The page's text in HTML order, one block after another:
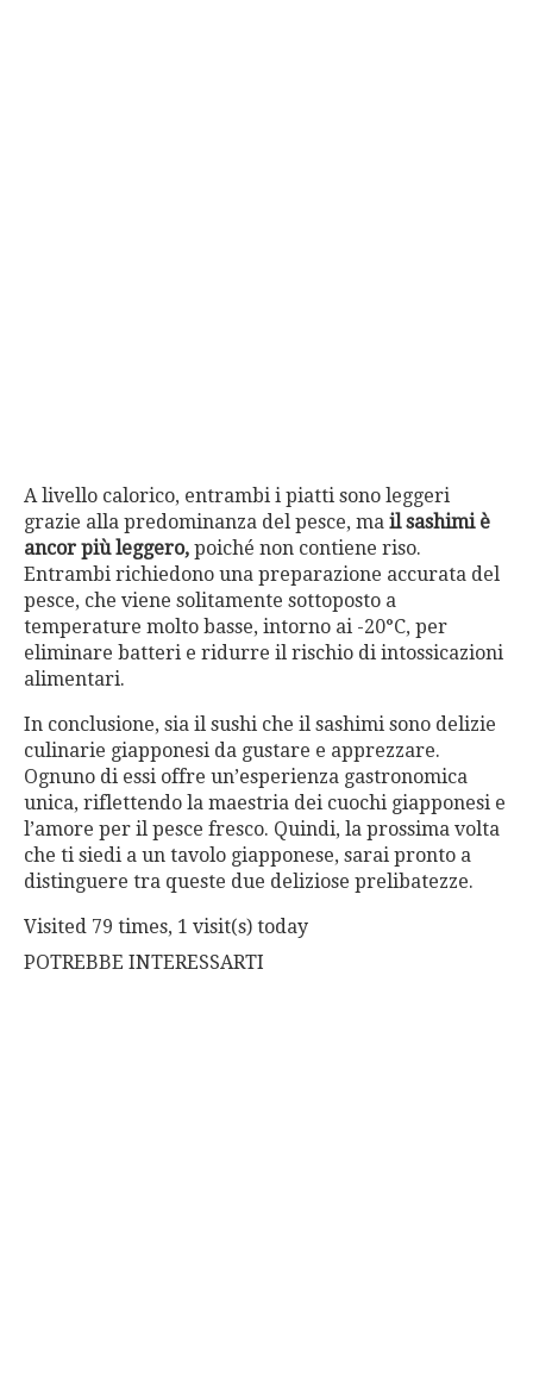
A livello calorico, entrambi i piatti sono leggeri
grazie alla predominanza del pesce, ma il sashimi è
ancor più leggero, poiché non contiene riso.
Entrambi richiedono una preparazione accurata del
pesce, che viene solitamente sottoposto a
temperature molto basse, intorno ai -20°C, per
eliminare batteri e ridurre il rischio di intossicazioni
alimentari.
In conclusione, sia il sushi che il sashimi sono delizie
culinarie giapponesi da gustare e apprezzare.
Ognuno di essi offre un’esperienza gastronomica
unica, riflettendo la maestria dei cuochi giapponesi e
l’amore per il pesce fresco. Quindi, la prossima volta
che ti siedi a un tavolo giapponese, sarai pronto a
distinguere tra queste due deliziose prelibatezze.
Visited 79 times, 1 visit(s) today
POTREBBE INTERESSARTI